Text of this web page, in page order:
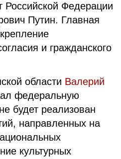
Российской Федерации
Путин. Главная
и гражданского
области Валерий
федеральную
будет реализован
направленных на
культурных